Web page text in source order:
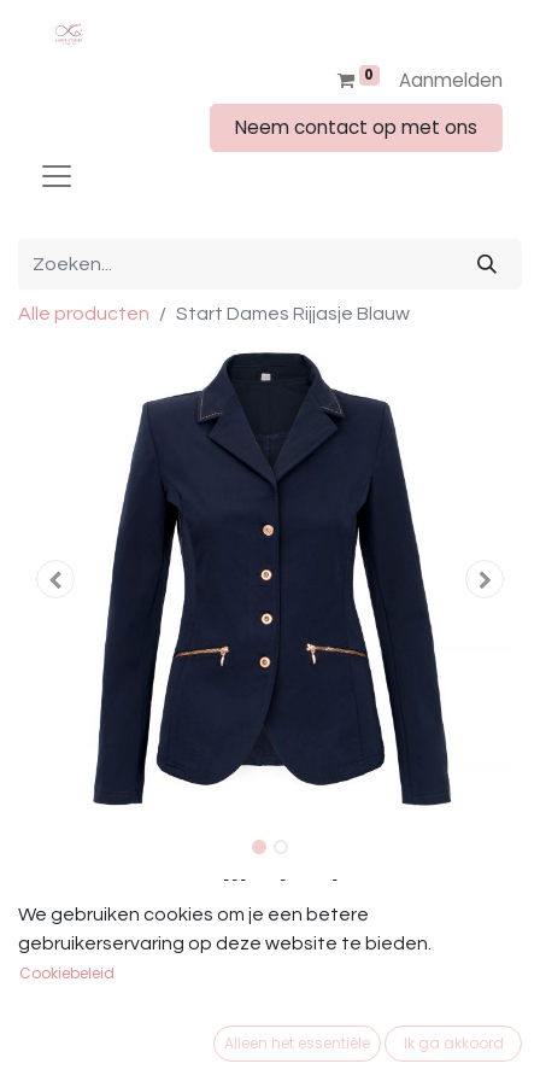
0
Aanmelden
Neem contact op met ons
Alle producten Start Dames Rijjasje Blauw
Start Dames Rijjasje Blauw
Start Rijjasje Dames Blauw
€79,95
We gebruiken cookies om je een betere
gebruikerservaring op deze website te bieden.
Cookiebeleid
Alleen het essentiële Ik ga akkoord